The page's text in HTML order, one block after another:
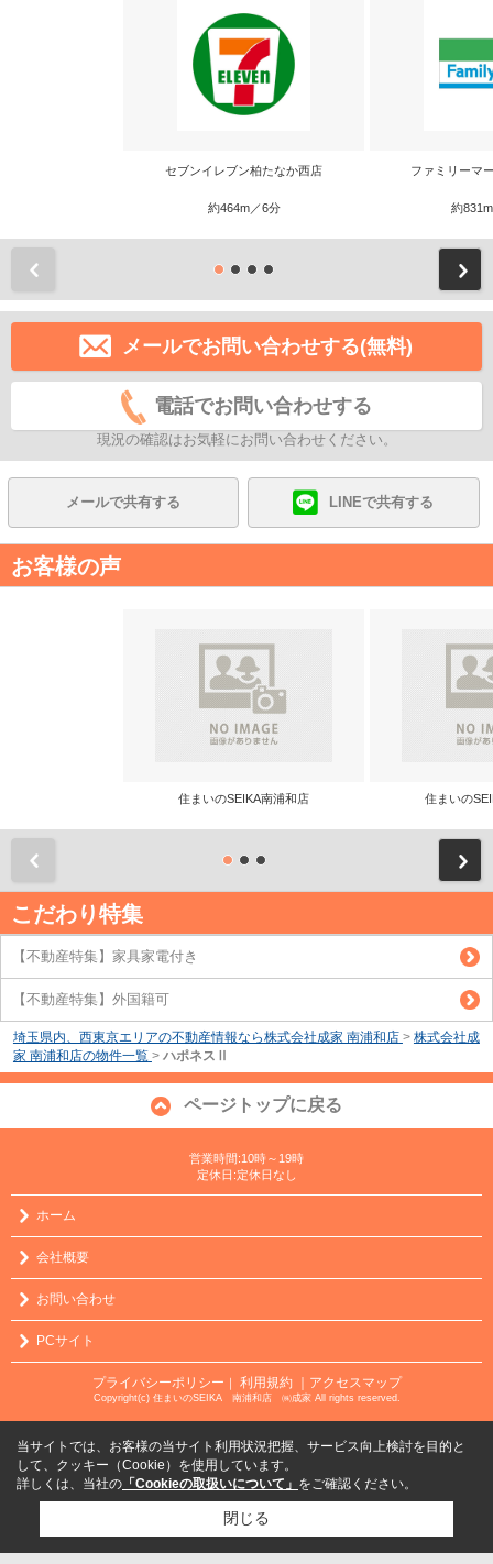
セブンイレブン柏たなか西店
約464m／6分
ファミリーマ
約
メールでお問い合わせする(無料)
電話でお問い合わせする
現況の確認はお気軽にお問い合わせください。
メールで共有する LINEで共有する
お客様の声
住まいのSEIKA南浦和店 住まいの
こだわり特集
【不動産特集】家具家電付き
【不動産特集】外国籍可
埼玉県内、西東京エリアの不動産情報なら株式会社成家 南浦和店 > 株式会社成
家 南浦和店の物件一覧 > ハポネスⅡ
ページトップに戻る
営業時間:10時～19時
定休日:定休日なし
ホーム
会社概要
お問い合わせ
PCサイト
プライバシーポリシー 利用規約 ｜アクセスマップ
Copyright(c) 住まいのSEIKA 南浦和店 ㈱成家 All rights reserved.
当サイトでは、お客様の当サイト利用状況把握、サービス向上検討を目的と
して、クッキー（Cookie）を使用しています。
詳しくは、当社の 「Cookieの取扱いについて」 をご確認ください。
閉じる